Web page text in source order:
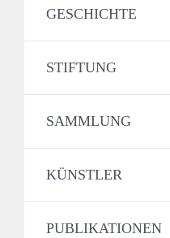
GESCHICHTE
STIFTUNG
SAMMLUNG
KÜNSTLER
PUBLIKATIONEN